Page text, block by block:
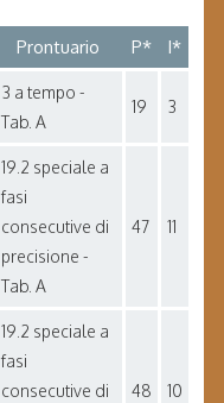
Prontuario P* I*
3 a tempo -
Tab. A
19 3
19.2 speciale a
fasi
consecutive di
precisione -
Tab. A
47 11
19.2 speciale a
fasi
consecutive di
48 10